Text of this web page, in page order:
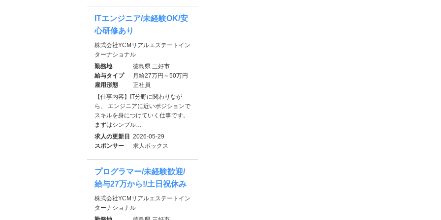
ITエンジニア/未経験OK/安
心研修あり
株式会社YCMリアルエステートイン
ターナショナル
勤務地
徳島県 三好市
給与タイプ
月給27万円～50万円
雇用形態
正社員
【仕事内容】IT分野に関わりなが
ら、 エンジニアに近いポジションで
スキルを身につけていく仕事です。
まずはシンプル…
求人の更新日
2026-05-29
スポンサー
求人ボックス
プログラマー/未経験歓迎/
給与27万から!/土日祝休み
株式会社YCMリアルエステートイン
ターナショナル